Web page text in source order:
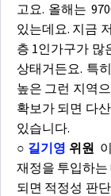
고요. 올해는
있는데요. 지금
층 1인가구가 많
상태거든요. 특
높은 그런 지역
확보가 되면 다
있습니다.
○ 길기영 위원
재정을 투입하
되면 적정성 판